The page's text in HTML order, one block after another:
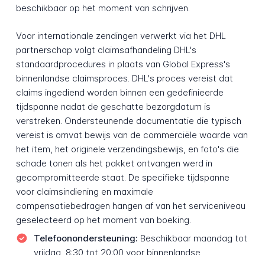
beschikbaar op het moment van schrijven.
Voor internationale zendingen verwerkt via het DHL
partnerschap volgt claimsafhandeling DHL's
standaardprocedures in plaats van Global Express's
binnenlandse claimsproces. DHL's proces vereist dat
claims ingediend worden binnen een gedefinieerde
tijdspanne nadat de geschatte bezorgdatum is
verstreken. Ondersteunende documentatie die typisch
vereist is omvat bewijs van de commerciële waarde van
het item, het originele verzendingsbewijs, en foto's die
schade tonen als het pakket ontvangen werd in
gecompromitteerde staat. De specifieke tijdspanne
voor claimsindiening en maximale
compensatiebedragen hangen af van het serviceniveau
geselecteerd op het moment van boeking.
Telefoonondersteuning: Beschikbaar maandag tot
vrijdag, 8:30 tot 20:00 voor binnenlandse